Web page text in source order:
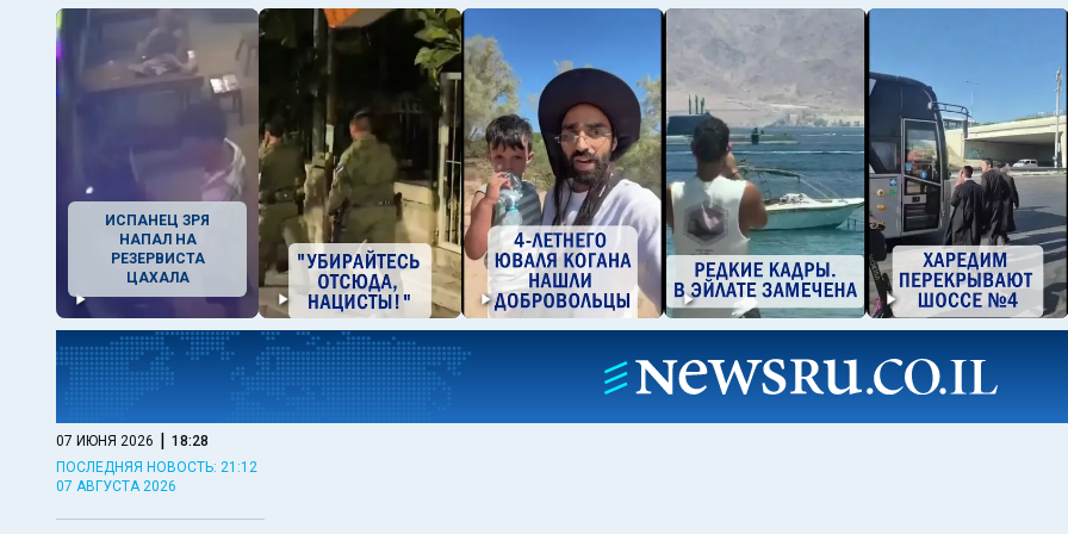
ИСПАНЕЦ ЗРЯ
НАПАЛ НА
РЕЗЕРВИСТА
ЦАХАЛА
07 ИЮНЯ 2026 | 18:28
ПОСЛЕДНЯЯ НОВОСТЬ: 21:12
07 АВГУСТА 2026